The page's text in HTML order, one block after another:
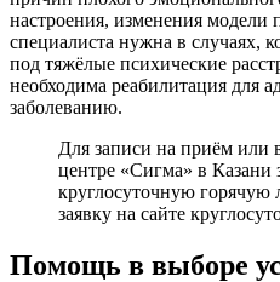
настроения, изменения модели
специалиста нужна в случаях,
под тяжёлые психические
необходима реабилитация для
заболеванию.
Для записи на приём или
центре «Сигма» в Казани
круглосуточную горячую
заявку на сайте
Помощь в выборе